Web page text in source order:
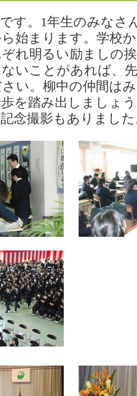
す。1年生のみなさ
始まります。学校
れ明るい励ましの
いことがあれば、
い。柳中の仲間は
を踏み出しましょ
念撮影もありまし